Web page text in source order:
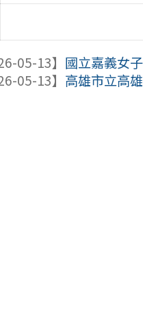
05-13】 國立嘉義女
05-13】 高雄市立高